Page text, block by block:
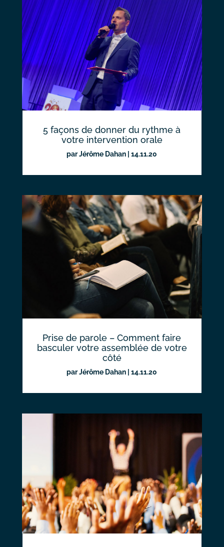
5 façons de donner du rythme à
votre intervention orale
parJérôme Dahan |14.11.20
Prise de parole – Comment faire
basculer votre assemblée de votre
côté
parJérôme Dahan |14.11.20